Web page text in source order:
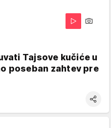
Tajsove kučiće u
poseban zahtev pre